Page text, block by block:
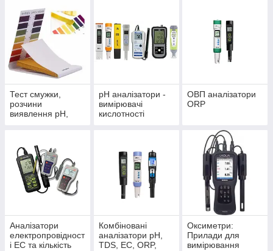
Тест смужки,
розчини
виявлення рН,
рН аналізатори -
вимірювачі
кислотності
ОВП аналізатори
ORP
Аналізатори
електропровідност
і EC та кількість
Комбіновані
аналізатори pH,
TDS, EC, ORP,
Оксиметри:
Прилади для
вимірювання